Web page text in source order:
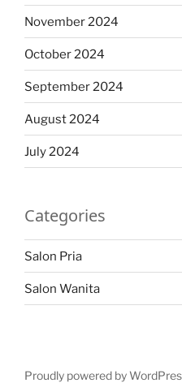
November 2024
October 2024
September 2024
August 2024
July 2024
Categories
Salon Pria
Salon Wanita
Proudly powered by